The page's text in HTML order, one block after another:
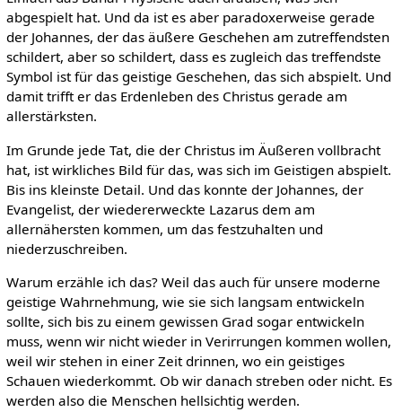
abgespielt hat. Und da ist es aber paradoxerweise gerade
der Johannes, der das äußere Geschehen am zutreffendsten
schildert, aber so schildert, dass es zugleich das treffendste
Symbol ist für das geistige Geschehen, das sich abspielt. Und
damit trifft er das Erdenleben des Christus gerade am
allerstärksten.
Im Grunde jede Tat, die der Christus im Äußeren vollbracht
hat, ist wirkliches Bild für das, was sich im Geistigen abspielt.
Bis ins kleinste Detail. Und das konnte der Johannes, der
Evangelist, der wiedererweckte Lazarus dem am
allernähersten kommen, um das festzuhalten und
niederzuschreiben.
Warum erzähle ich das? Weil das auch für unsere moderne
geistige Wahrnehmung, wie sie sich langsam entwickeln
sollte, sich bis zu einem gewissen Grad sogar entwickeln
muss, wenn wir nicht wieder in Verirrungen kommen wollen,
weil wir stehen in einer Zeit drinnen, wo ein geistiges
Schauen wiederkommt. Ob wir danach streben oder nicht. Es
werden also die Menschen hellsichtig werden.